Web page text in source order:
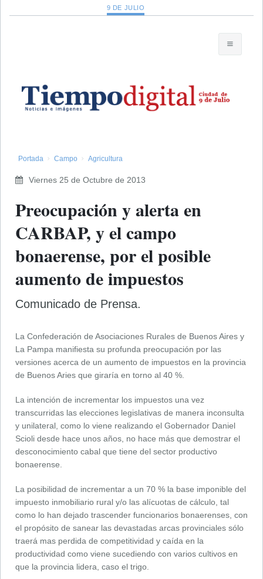
9 DE JULIO
Portada Campo Agricultura
Viernes 25 de Octubre de 2013
Preocupación y alerta en
CARBAP, y el campo
bonaerense, por el posible
aumento de impuestos
Comunicado de Prensa.
La Confederación de Asociaciones Rurales de Buenos Aires y
La Pampa manifiesta su profunda preocupación por las
versiones acerca de un aumento de impuestos en la provincia
de Buenos Aries que giraría en torno al 40 %.
La intención de incrementar los impuestos una vez
transcurridas las elecciones legislativas de manera inconsulta
y unilateral, como lo viene realizando el Gobernador Daniel
Scioli desde hace unos años, no hace más que demostrar el
desconocimiento cabal que tiene del sector productivo
bonaerense.
La posibilidad de incrementar a un 70 % la base imponible del
impuesto inmobiliario rural y/o las alícuotas de cálculo, tal
como lo han dejado trascender funcionarios bonaerenses, con
el propósito de sanear las devastadas arcas provinciales sólo
traerá mas perdida de competitividad y caída en la
productividad como viene sucediendo con varios cultivos en
que la provincia lidera, caso el trigo.